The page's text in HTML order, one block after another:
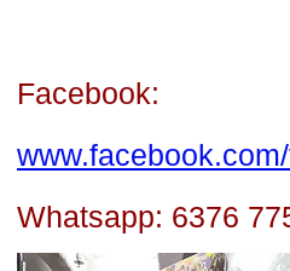
Facebook:
Whatsapp: 6376